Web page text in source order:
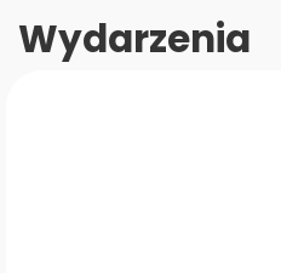
Wydarzenia